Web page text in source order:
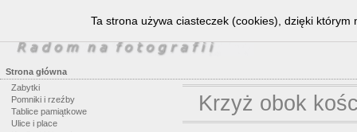
Strona główna
Zabytki
Pomniki i rzeźby
Tablice pamiątkowe
Ulice i place
Krzyż obok
Ta strona używa ciasteczek (cookies), dzięki którym